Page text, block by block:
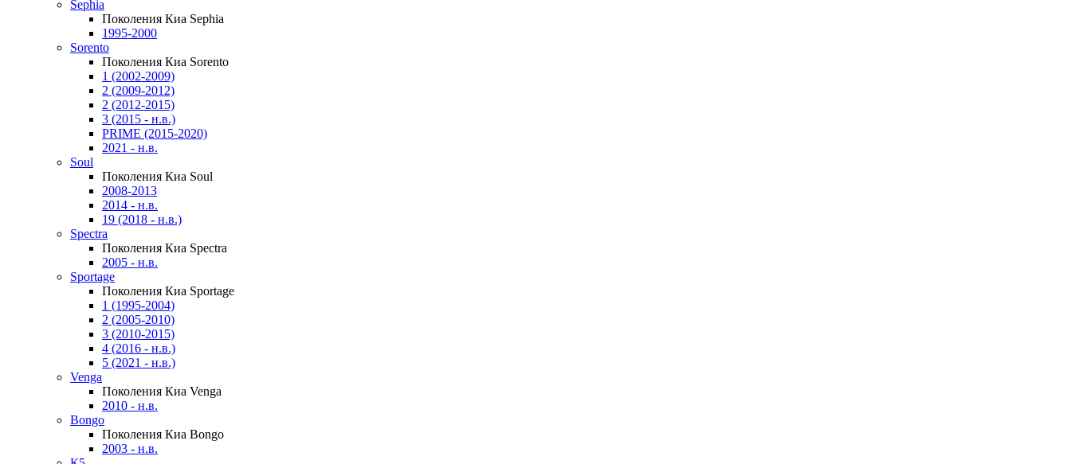
Sephia
Поколения Киа Sephia
1995-2000
Sorento
Поколения Киа Sorento
1 (2002-2009)
2 (2009-2012)
2 (2012-2015)
3 (2015 - н.в.)
PRIME (2015-2020)
2021 - н.в.
Soul
Поколения Киа Soul
2008-2013
2014 - н.в.
19 (2018 - н.в.)
Spectra
Поколения Киа Spectra
2005 - н.в.
Sportage
Поколения Киа Sportage
1 (1995-2004)
2 (2005-2010)
3 (2010-2015)
4 (2016 - н.в.)
5 (2021 - н.в.)
Venga
Поколения Киа Venga
2010 - н.в.
Bongo
Поколения Киа Bongo
2003 - н.в.